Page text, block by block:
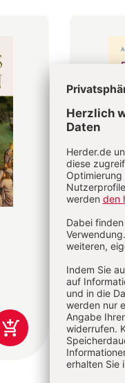
Die
Bibel
24,00
Lieferbar